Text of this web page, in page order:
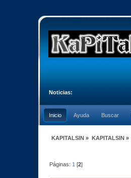
Noticias:
Inicio Ayuda Buscar
KAPITALSIN » KAPITALSIN»
Páginas: 1 [2]